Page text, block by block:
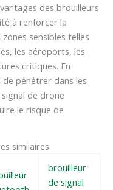
des brouilleurs
à renforcer la
sensibles telles
les aéroports, les
critiques. En
pénétrer dans les
de drone
le risque de
similaires
brouilleur
de signal